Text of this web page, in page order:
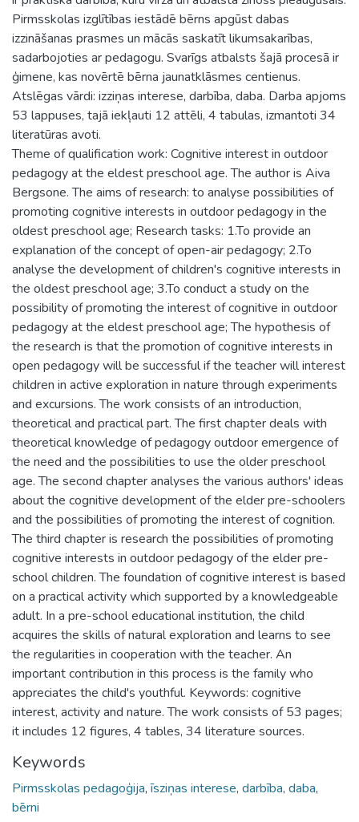
Pirmsskolas izglītības iestādē bērns apgūst dabas
izzināšanas prasmes un mācās saskatīt likumsakarības,
sadarbojoties ar pedagogu. Svarīgs atbalsts šajā procesā ir
ģimene, kas novērtē bērna jaunatklāsmes centienus.
Atslēgas vārdi: izziņas interese, darbība, daba. Darba apjoms
53 lappuses, tajā iekļauti 12 attēli, 4 tabulas, izmantoti 34
literatūras avoti.
Theme of qualification work: Cognitive interest in outdoor
pedagogy at the eldest preschool age. The author is Aiva
Bergsone. The aims of research: to analyse possibilities of
promoting cognitive interests in outdoor pedagogy in the
oldest preschool age; Research tasks: 1.To provide an
explanation of the concept of open-air pedagogy; 2.To
analyse the development of children's cognitive interests in
the oldest preschool age; 3.To conduct a study on the
possibility of promoting the interest of cognitive in outdoor
pedagogy at the eldest preschool age; The hypothesis of
the research is that the promotion of cognitive interests in
open pedagogy will be successful if the teacher will interest
children in active exploration in nature through experiments
and excursions. The work consists of an introduction,
theoretical and practical part. The first chapter deals with
theoretical knowledge of pedagogy outdoor emergence of
the need and the possibilities to use the older preschool
age. The second chapter analyses the various authors' ideas
about the cognitive development of the elder pre-schoolers
and the possibilities of promoting the interest of cognition.
The third chapter is research the possibilities of promoting
cognitive interests in outdoor pedagogy of the elder pre-
school children. The foundation of cognitive interest is based
on a practical activity which supported by a knowledgeable
adult. In a pre-school educational institution, the child
acquires the skills of natural exploration and learns to see
the regularities in cooperation with the teacher. An
important contribution in this process is the family who
appreciates the child's youthful. Keywords: cognitive
interest, activity and nature. The work consists of 53 pages;
it includes 12 figures, 4 tables, 34 literature sources.
Keywords
Pirmsskolas pedagoģija,īsziņas interese, darbība, daba,
bērni